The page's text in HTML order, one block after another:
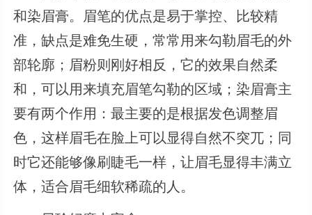
和染眉膏。眉笔的优点是易于掌控、比较精
准，缺点是难免生硬，常常用来勾勒眉毛的外
部轮廓；眉粉则刚好相反，它的效果自然柔
和，可以用来填充眉笔勾勒的区域；染眉膏主
要有两个作用：最主要的是根据发色调整眉
色，这样眉毛在脸上可以显得自然不突兀；同
时它还能够像刷睫毛一样，让眉毛显得丰满立
体，适合眉毛细软稀疏的人。